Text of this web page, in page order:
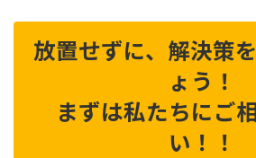
放置せずに、解決策
ょう！
まずは私たちにご
い！！